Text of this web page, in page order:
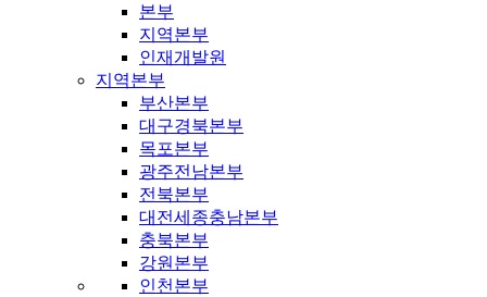
본부
지역본부
인재개발원
지역본부
부산본부
대구경북본부
목포본부
광주전남본부
전북본부
대전세종충남본부
충북본부
강원본부
인천본부